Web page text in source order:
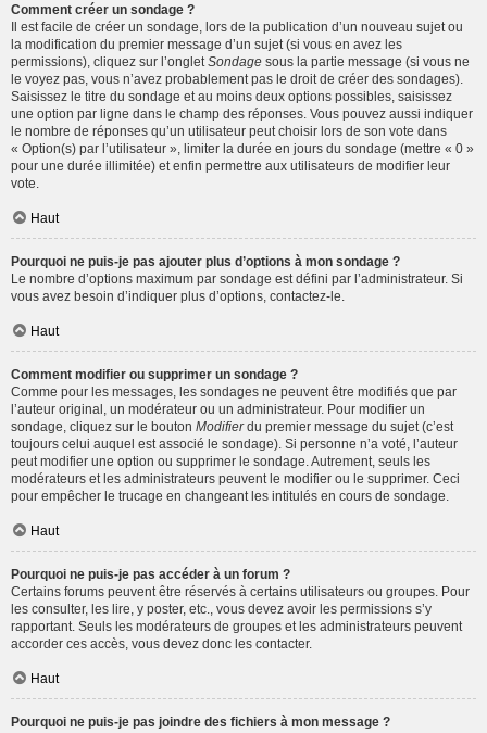
Comment créer un sondage ?
Il est facile de créer un sondage, lors de la publication d’un nouveau sujet ou
la modification du premier message d’un sujet (si vous en avez les
permissions), cliquez sur l’onglet Sondage sous la partie message (si vous ne
le voyez pas, vous n’avez probablement pas le droit de créer des sondages).
Saisissez le titre du sondage et au moins deux options possibles, saisissez
une option par ligne dans le champ des réponses. Vous pouvez aussi indiquer
le nombre de réponses qu’un utilisateur peut choisir lors de son vote dans
« Option(s) par l’utilisateur », limiter la durée en jours du sondage (mettre « 0 »
pour une durée illimitée) et enfin permettre aux utilisateurs de modifier leur
vote.
Haut
Pourquoi ne puis-je pas ajouter plus d’options à mon sondage ?
Le nombre d’options maximum par sondage est défini par l’administrateur. Si
vous avez besoin d’indiquer plus d’options, contactez-le.
Haut
Comment modifier ou supprimer un sondage ?
Comme pour les messages, les sondages ne peuvent être modifiés que par
l’auteur original, un modérateur ou un administrateur. Pour modifier un
sondage, cliquez sur le bouton Modifierdu premier message du sujet (c’est
toujours celui auquel est associé le sondage). Si personne n’a voté, l’auteur
peut modifier une option ou supprimer le sondage. Autrement, seuls les
modérateurs et les administrateurs peuvent le modifier ou le supprimer. Ceci
pour empêcher le trucage en changeant les intitulés en cours de sondage.
Haut
Pourquoi ne puis-je pas accéder à un forum ?
Certains forums peuvent être réservés à certains utilisateurs ou groupes. Pour
les consulter, les lire, y poster, etc., vous devez avoir les permissions s’y
rapportant. Seuls les modérateurs de groupes et les administrateurs peuvent
accorder ces accès, vous devez donc les contacter.
Haut
Pourquoi ne puis-je pas joindre des fichiers à mon message ?